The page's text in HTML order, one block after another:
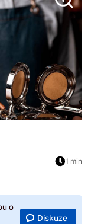
1 min
o
Diskuze